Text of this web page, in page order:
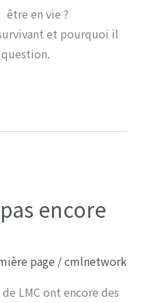
en vie ?
et pourquoi il
encore
page /cmlnetwork
LMC ont encore des